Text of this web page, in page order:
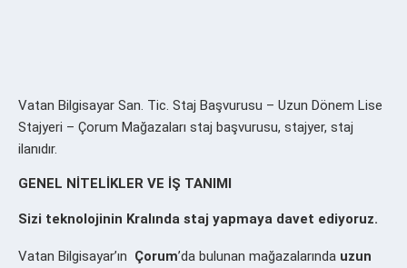
Vatan Bilgisayar San. Tic. Staj Başvurusu – Uzun Dönem Lise
Stajyeri – Çorum Mağazaları staj başvurusu, stajyer, staj
ilanıdır.
GENEL NİTELİKLER VE İŞ TANIMI
Sizi teknolojinin Kralında staj yapmaya davet ediyoruz.
Vatan Bilgisayar’ın Çorum’da bulunan mağazalarında uzun